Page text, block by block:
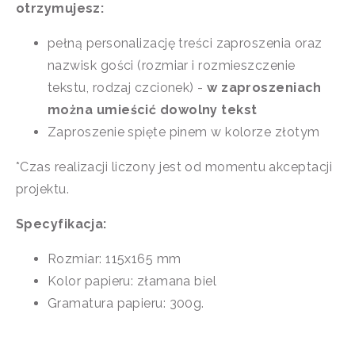
otrzymujesz:
pełną personalizację treści zaproszenia oraz
nazwisk gości (rozmiar i rozmieszczenie
tekstu, rodzaj czcionek) -w zaproszeniach
można umieścić dowolny tekst
Zaproszenie spięte pinem w kolorze złotym
*Czas realizacji liczony jest od momentu akceptacji
projektu.
Specyfikacja:
Rozmiar: 115x165 mm
Kolor papieru: złamana biel
Gramatura papieru: 300g.